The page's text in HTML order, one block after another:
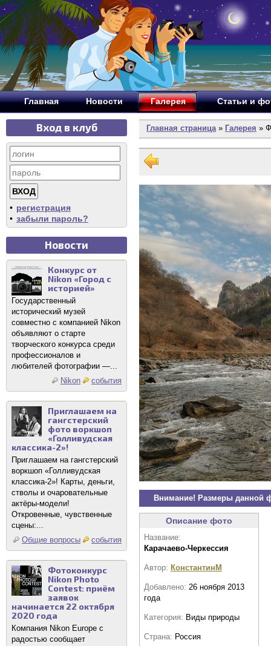
Главная Новости Галерея Статьи и
Вход в клуб
• регистрация
• забыли пароль?
Новости
Конкурс от
Nikon «Город с
историей»
Государственный
исторический музей
совместно с компанией Nikon
объявляют о старте
творческого конкурса среди
профессионалов и
любителей фотографии —...
Nikon
события
Приглашаем на
гангстерский
фото воркшоп
«Голливудская
классика-2»!
Приглашаем на гангстерский
воркшоп «Голливудская
классика-2»! Карты, деньги,
стволы и очаровательные
актёры-модели!
Откровенные, чувственные
сцены:...
Общие вопросы
события
Фотоконкурс
Nikon Photo
Contest: приём
заявок
начинается 22 октября
2020 года
Компания Nikon Europe с
радостью сообщает
Главная страница» Галерея »
Внимание! Размеры данной
Описание фото
Название:
Карачаево-Черкессия
Автор: КонстантинМ
Добавлено: 26 ноября 2013
года
Категория: Виды природы
Страна: Россия